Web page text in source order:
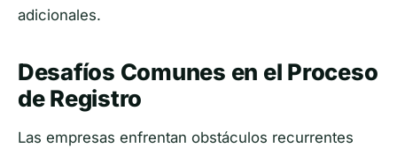
adicionales.
Desafíos Comunes en el Proceso
de Registro
Las empresas enfrentan obstáculos recurrentes